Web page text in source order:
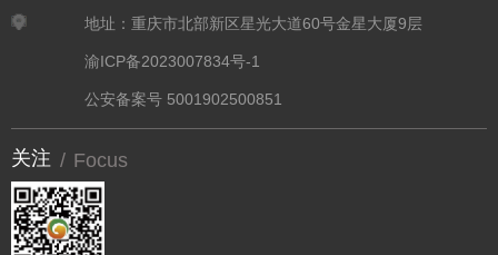
地址：重庆市北部新区星光大道60号金星大厦9层
渝ICP备2023007834号-1
公安备案号 5001902500851
关注 / Focus